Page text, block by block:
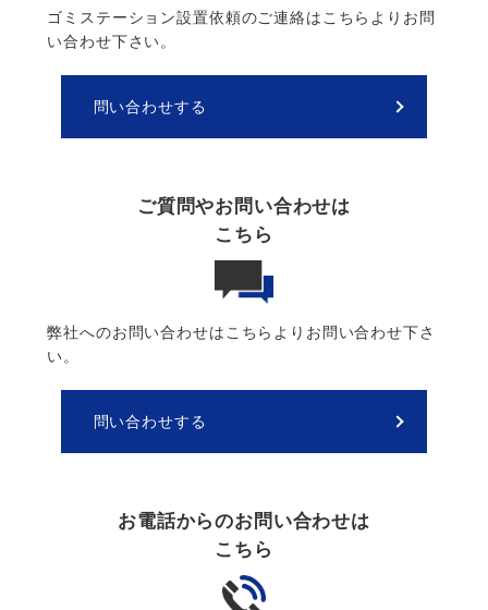
ゴミステーション設置依頼のご連絡はこちらよりお問
い合わせ下さい。
問い合わせする
ご質問やお問い合わせは
こちら
弊社へのお問い合わせはこちらよりお問い合わせ下さ
い。
問い合わせする
お電話からのお問い合わせは
こちら